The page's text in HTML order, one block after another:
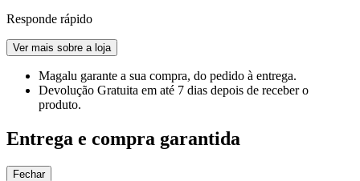
Responde rápido
Ver mais sobre a loja
Magalu garante a sua compra, do pedido à entrega.
Devolução Gratuita em até 7 dias depois de receber o
produto.
Entrega e compra garantida
Fechar